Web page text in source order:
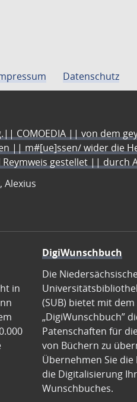
Datenschutz
COMOEDIA || von dem
|| m#[ue]ssen/ wider die
gestellet ||
Alexius
in
DigiWunschbuch
Die
(SUB) bietet mit dem
„DigiWunschbuch”
Patenschaften für
von Büchern zu
Übernehmen Sie
die Digitalisierung
Wunschbuches.